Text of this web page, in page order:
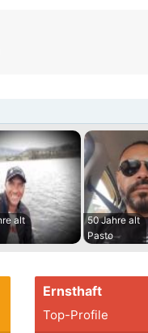
alt
50 Jahre alt
Pasto
Ernsthaft
Top-Profile